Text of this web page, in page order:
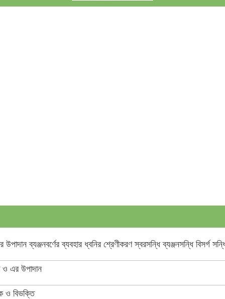
উপাদান ব্যঞ্জনবর্ণের ব্যবহার ধ্বনির শ্রেণীকরণ স্বরসন্ধি ব্যঞ্জনসন্ধি বিসর্গ
ও এর উপাদান
ও বিভক্তি